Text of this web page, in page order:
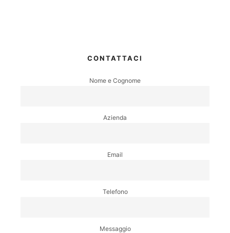
CONTATTACI
Nome e Cognome
Azienda
Email
Telefono
Messaggio